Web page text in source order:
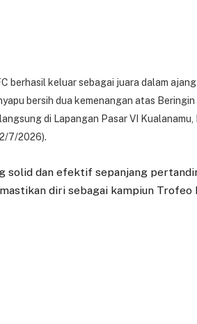
berhasil keluar sebagai juara dalam ajang
bersih dua kemenangan atas Beringin
di Lapangan Pasar VI Kualanamu,
7/2026).
solid dan efektif sepanjang
diri sebagai kampiun Trofeo